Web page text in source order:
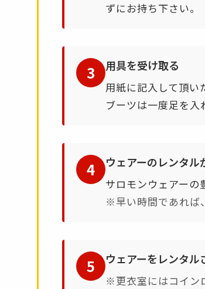
ずにお持ち下さい。
3 用具を受け取る
用紙に記入して頂い
ブーツは一度足を入
4 ウェアーのレンタ
サロモンウェアーの
※早い時間であれば
5 ウェアーをレンタル
※更衣室にはコイン